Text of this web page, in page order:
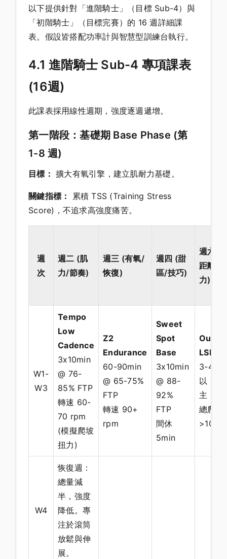
以下提供針對「進階騎士」（目標 Sub-4）與
「初階騎士」（目標完賽）的 16 週詳細課
表。假設皆搭配功率計與智慧型訓練台執行。
4.1 進階騎士 Sub-4 專項課表
(16週)
此課表採用線性週期，強度逐週遞增。
第一階段：基礎期 Base Phase (第
1-8 週)
目標： 擴大有氧引擎，建立肌耐力基礎。
關鍵指標：
累積 TSS (Training Stress
Score)，不追求高強度痛苦。
週
次
週二 (肌
力/節奏)
週三 (有氧/
恢復)
週四 (甜
區/技巧)
週六 (
距離耐
力)
W1-
W3
Tempo
Low
Cadence
3x10min
@ 76-
85% FTP
轉速 60-
70 rpm
(模擬爬坡
扭力)
Z2
Endurance
60-90min
@ 65-75%
FTP
轉速 90+
rpm
Sweet
Spot
Base
3x10min
@ 88-
92%
FTP
間休
5min
LSD
3-4 小
以 Z2
主，包
總爬升
W4
恢復週：
總量減
半，強度
降低。專
注於滾筒
放鬆與伸
展。